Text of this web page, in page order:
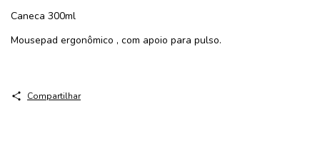
Caneca 300ml
Mousepad ergonômico , com apoio para pulso.
Compartilhar